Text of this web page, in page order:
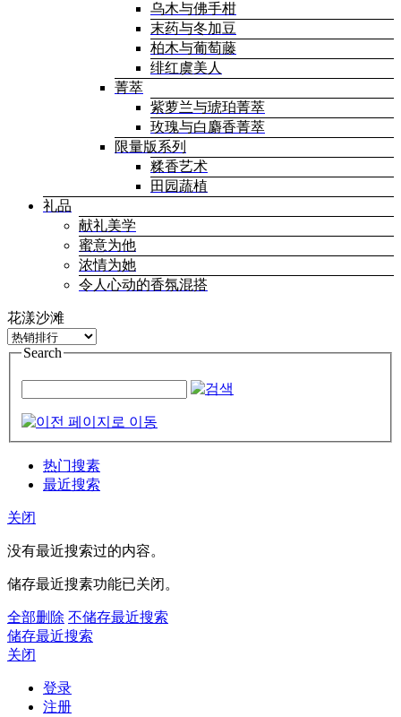
乌木与佛手柑
末药与冬加豆
柏木与葡萄藤
绯红虞美人
菁萃
紫萝兰与琥珀菁萃
玫瑰与白麝香菁萃
限量版系列
糅香艺术
田园蔬植
礼品
献礼美学
蜜意为他
浓情为她
令人心动的香氛混搭
花漾沙滩
Search
热门搜素
最近搜索
关闭
没有最近搜索过的内容。
储存最近搜素功能已关闭。
全部删除 不储存最近搜索
储存最近搜索
关闭
登录
注册